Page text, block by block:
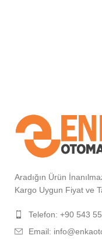
Aradığın Ürün
Kargo Uygun Fiyat ve
Telefon: +90 543
Email: